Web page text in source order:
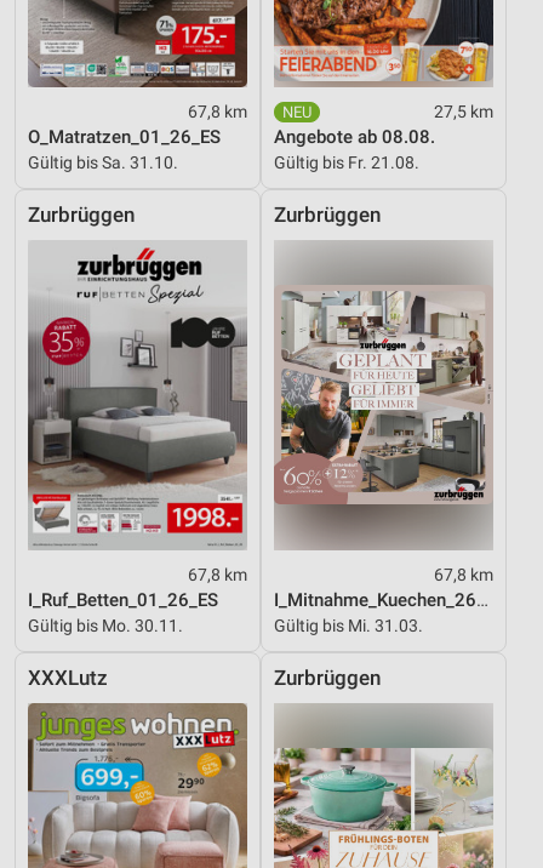
67,8 km
O_Matratzen_01_26_ES
Gültig bis Sa. 31.10.
27,5 km
Angebote ab 08.08.
Gültig bis Fr. 21.08.
Zurbrüggen
67,8 km
I_Ruf_Betten_01_26_ES
Gültig bis Mo. 30.11.
Zurbrüggen
67,8 km
I_Mitnahme_Kuechen_26_ES
Gültig bis Mi. 31.03.
XXXLutz Zurbrüggen